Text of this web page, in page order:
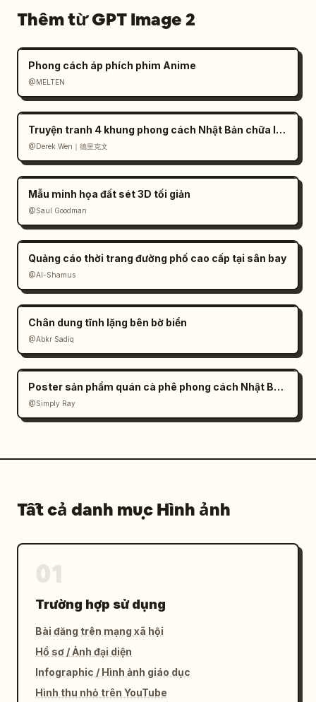
  }
Thêm từ GPT Image 2
Phong cách áp phích phim Anime
@MELTEN
Truyện tranh 4 khung phong cách Nhật Bản chữa lành
@Derek Wen｜德里克文
Mẫu minh họa đất sét 3D tối giản
@Saul Goodman
Quảng cáo thời trang đường phố cao cấp tại sân bay
@Al-Shamus
Chân dung tĩnh lặng bên bờ biển
@Abkr Sadiq
Poster sản phẩm quán cà phê phong cách Nhật Bản tối giản
@Simply Ray
Tất cả danh mục Hình ảnh
Trường hợp sử dụng
Bài đăng trên mạng xã hội
Hồ sơ / Ảnh đại diện
Infographic / Hình ảnh giáo dục
Hình thu nhỏ trên YouTube